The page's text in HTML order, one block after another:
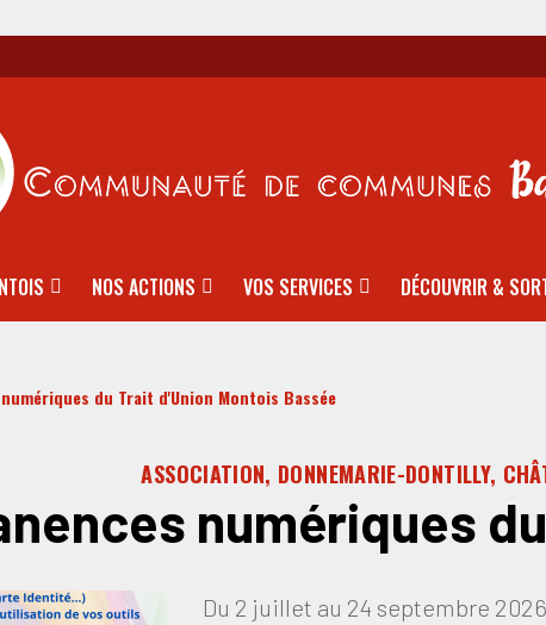
NOS ACTIONS VOS SERVICES DÉCOUVRIR &
du Trait d'Union Montois Bassée
ASSOCIATION, DONNEMARIE-DONTILLY,
numériques
Du 2 juillet au 24 septembre